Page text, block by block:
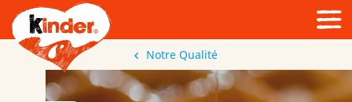
Notre Qualité